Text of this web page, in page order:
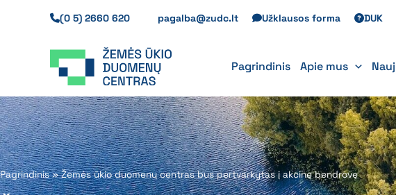
(0 5) 2660 620 pagalba@zudc.lt Užklausos forma DUK
Pagrindinis Apie mus
Pagrindinis»Žemės ūkio duomenų centras bus pertvarkytas į akcinę bendrovę